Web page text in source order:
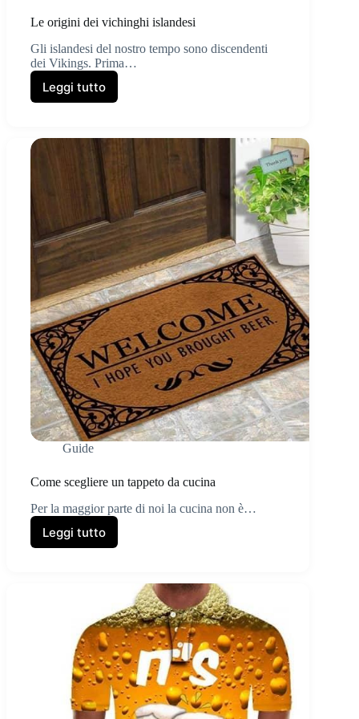
Le origini dei vichinghi islandesi
Gli islandesi del nostro tempo sono discendenti
dei Vikings. Prima…
Leggi tutto
Le
vichinghi
islandesi
Guide
Come scegliere un tappeto da cucina
Per la maggior parte di noi la cucina non è…
Leggi tutto
Come
cucina